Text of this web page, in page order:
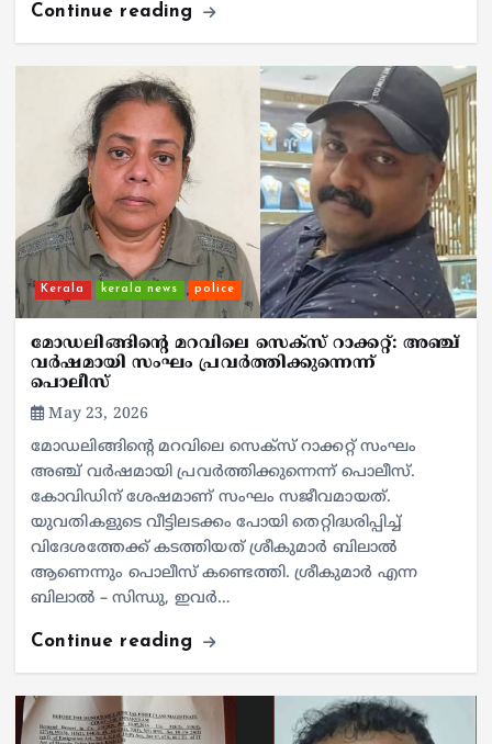
Continue reading
Kerala kerala news police
മോഡലിങ്ങിന്റെ മറവിലെ സെക്സ് റാക്കറ്റ്: അഞ്ച്
വർഷമായി സംഘം പ്രവർത്തിക്കുന്നെന്ന്
പൊലീസ്
May 23, 2026
മോഡലിങ്ങിന്റെ മറവിലെ സെക്സ് റാക്കറ്റ് സംഘം
അഞ്ച് വർഷമായി പ്രവർത്തിക്കുന്നെന്ന് പൊലീസ്.
കോവിഡിന് ശേഷമാണ് സംഘം സജീവമായത്.
യുവതികളുടെ വീട്ടിലടക്കം പോയി തെറ്റിദ്ധരിപ്പിച്ച്
വിദേശത്തേക്ക് കടത്തിയത് ശ്രീകുമാർ ബിലാൽ
ആണെന്നും പൊലീസ് കണ്ടെത്തി. ശ്രീകുമാർ എന്ന
ബിലാൽ – സിന്ധു, ഇവർ…
Continue reading